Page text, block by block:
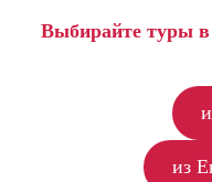
Выбирайте туры
из